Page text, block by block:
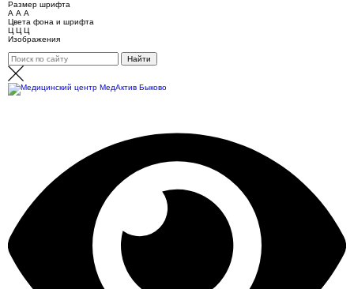
Размер шрифта
А А А
Цвета фона и шрифта
Ц Ц Ц
Изображения